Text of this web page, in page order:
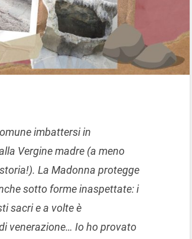
imbattersi in
Vergine madre (a meno
La Madonna protegge
sotto forme inaspettate: i
sacri e a volte è
venerazione… Io ho provato